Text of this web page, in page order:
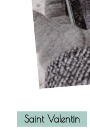
Saint Valentin